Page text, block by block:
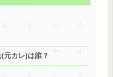
元カレ)は誰？